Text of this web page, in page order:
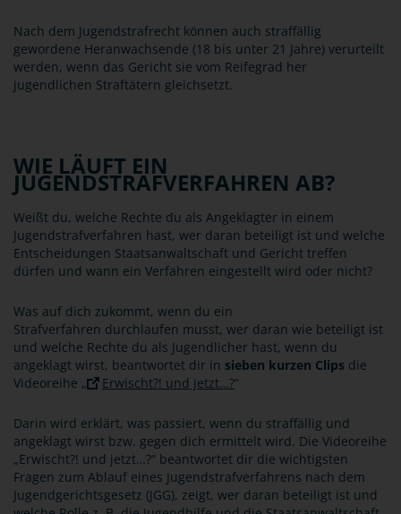
Nach dem Jugendstrafrecht können auch straffällig
gewordene Heranwachsende (18 bis unter 21 Jahre) verurteilt
werden, wenn das Gericht sie vom Reifegrad her
jugendlichen Straftätern gleichsetzt.
WIE LÄUFT EIN
JUGENDSTRAFVERFAHREN AB?
Weißt du, welche Rechte du als Angeklagter in einem
Jugendstrafverfahren hast, wer daran beteiligt ist und welche
Entscheidungen Staatsanwaltschaft und Gericht treffen
dürfen und wann ein Verfahren eingestellt wird oder nicht?
Was auf dich zukommt, wenn du ein
Strafverfahren durchlaufen musst, wer daran wie beteiligt ist
und welche Rechte du als Jugendlicher hast, wenn du
angeklagt wirst, beantwortet dir in sieben kurzen Clips die
Videoreihe „
Erwischt?! und jetzt…?“
Darin wird erklärt, was passiert, wenn du straffällig und
angeklagt wirst bzw. gegen dich ermittelt wird. Die Videoreihe
„Erwischt?! und jetzt…?“ beantwortet dir die wichtigsten
Fragen zum Ablauf eines Jugendstrafverfahrens nach dem
Jugendgerichtsgesetz (JGG), zeigt, wer daran beteiligt ist und